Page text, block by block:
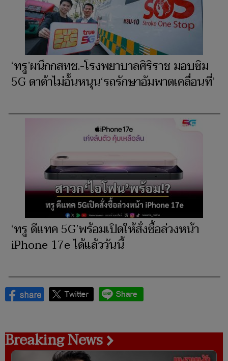
‘ทรู’ผนึกกสทช.-โรงพยาบาลศิริราช มอบซิม
5G ดาต้าไม่อั้นหนุน‘รถรักษาอัมพาตเคลื่อนที่’
‘ทรู ดีแทค 5G’พร้อมเปิดให้สั่งซื้อล่วงหน้า
iPhone 17e ได้แล้ววันนี้
Breaking News